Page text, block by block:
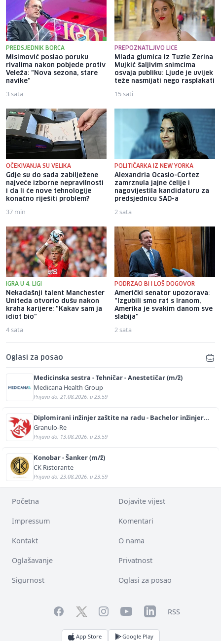
PREDSJEDNIK BORCA
Misimović poslao poruku
rivalima nakon pobjede protiv
Veleža: "Nova sezona, stare
navike"
3 sata
PREPOZNATLJIVO LICE
Mlada glumica iz Tuzle Zerina
Mujkić šaljivim snimcima
osvaja publiku: Ljude je uvijek
teže nasmijati nego rasplakati
15 sati
OČEKIVANJA SU VELIKA
Gdje su do sada zabilježene
najveće izborne nepravilnosti
i da li će nove tehnologije
konačno riješiti problem?
37 min
POLITIČARKA IZ NEW YORKA
Alexandria Ocasio-Cortez
zamrznula jajne ćelije i
nagovijestila kandidaturu za
predsjednicu SAD-a
2 sata
IGRA U 4. LIGI
Nekadašnji talent Manchester
Uniteda otvorio dušu nakon
kraha karijere: "Kakav sam ja
idiot bio"
4 sata
PODRŽAO BI I LOŠ DOGOVOR
Američki senator upozorava:
"Izgubili smo rat s Iranom,
Amerika je svakim danom sve
slabija"
2 sata
Oglasi za posao
Medicinska sestra - Tehničar - Anestetičar (m/ž)
Medicana Health Group
Prijava do: 21.08.2026. u 23:59
Diplomirani inžinjer zaštite na radu - Bachelor inžinjer
sigurnosti i pomoći (m/ž)
Granulo-Re
Prijava do: 13.08.2026. u 23:59
Konobar - Šanker (m/ž)
CK Ristorante
Prijava do: 23.08.2026. u 23:59
Početna Dojavite vijest
Impressum Komentari
Kontakt O nama
Oglašavanje Privatnost
Sigurnost Oglasi za posao
FacebookTwitterInstagramYouTubeLinkedInRSS
App Store Google Play